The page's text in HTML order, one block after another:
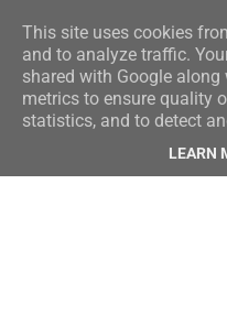
This site uses cookies
and to analyze traffic.
shared with Google
metrics to ensure quality
statistics, and to detect
LEARN